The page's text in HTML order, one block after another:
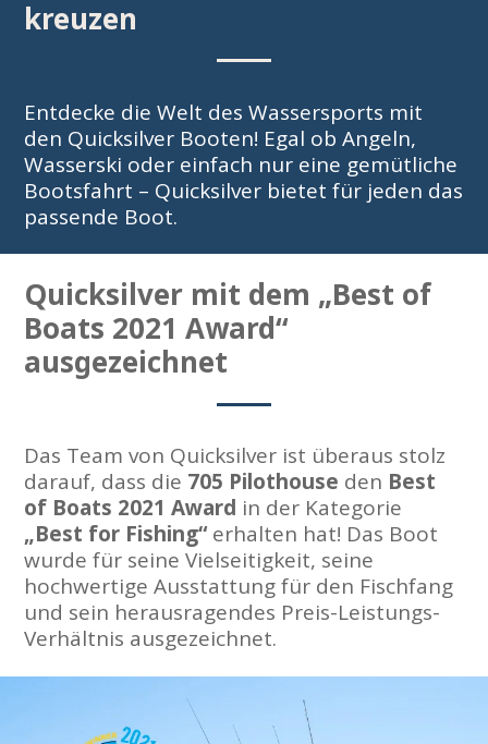
kreuzen
Entdecke die Welt des Wassersports mit
den Quicksilver Booten! Egal ob Angeln,
Wasserski oder einfach nur eine gemütliche
Bootsfahrt – Quicksilver bietet für jeden das
passende Boot.
Quicksilver mit dem „Best of
Boats 2021 Award“
ausgezeichnet
Das Team von Quicksilver ist überaus stolz
darauf, dass die 705 Pilothouse den Best
of Boats 2021 Award in der Kategorie
„Best for Fishing“ erhalten hat! Das Boot
wurde für seine Vielseitigkeit, seine
hochwertige Ausstattung für den Fischfang
und sein herausragendes Preis-Leistungs-
Verhältnis ausgezeichnet.